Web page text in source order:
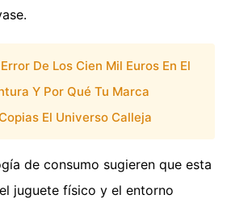
De Los Cien Mil Euros En El
Y Por Qué Tu Marca
El Universo Calleja
de consumo sugieren que esta
juguete físico y el entorno